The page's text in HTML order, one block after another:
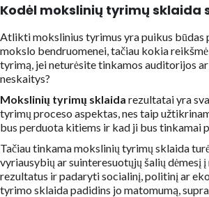
Kodėl mokslinių tyrimų sklaida
Atlikti mokslinius tyrimus yra puikus būdas
mokslo bendruomenei, tačiau kokia
tyrimą, jei neturėsite tinkamos auditorijos
neskaitys?
Mokslinių tyrimų sklaida rezultatai yra
tyrimų proceso aspektas, nes taip
bus perduota kitiems ir kad ji bus tinkamai
Tačiau tinkama mokslinių tyrimų sklaida
vyriausybių ar suinteresuotųjų šalių dėmesį
rezultatus ir padaryti socialinį, politinį ar
tyrimo sklaida padidins jo matomumą,